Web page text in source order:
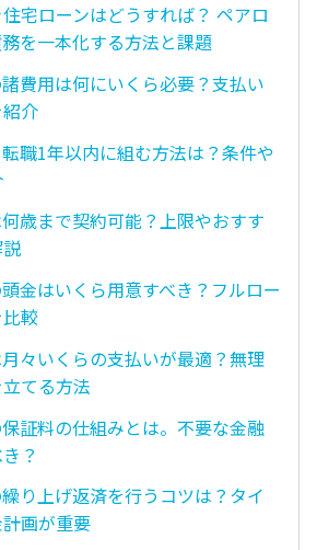
宅ローンはどうすれば？ ペアロ
を一本化する方法と課題
費用は何にいくら必要？支払い
介
職1年以内に組む方法は？条件や
歳まで契約可能？上限やおすす
金はいくら用意すべき？フルロー
較
々いくらの支払いが最適？無理
てる方法
証料の仕組みとは。不要な金融
？
り上げ返済を行うコツは？タイ
画が重要